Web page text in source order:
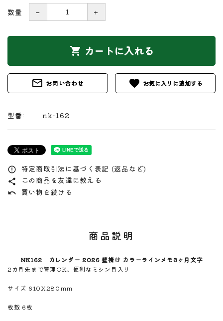
数量 － ＋
shopping_cart カートに入れる
mail_outline お問い合わせ favorite
型番: nk-162
error_outline 特定商取引法に基づく表記 (返品など)
share この商品を友達に教える
undo 買い物を続ける
商品説明
NK162 カレンダー 2026 壁掛け カラーラインメモ3ヶ月文字
2カ月先まで管理OK。便利なミシン目入り
サイズ 610X280mm
枚数 6枚